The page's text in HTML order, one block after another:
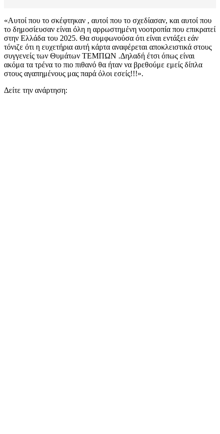
«Αυτοί που το σκέφτηκαν , αυτοί που το σχεδίασαν, και αυτοί που
το δημοσίευσαν είναι όλη η αρρωστημένη νοοτροπία που επικρατεί
στην Ελλάδα του 2025. Θα συμφωνούσα ότι είναι εντάξει εάν
τόνιζε ότι η ευχετήρια αυτή κάρτα αναφέρεται αποκλειστικά στους
συγγενείς των Θυμάτων ΤΕΜΠΩΝ .Δηλαδή έτσι όπως είναι
ακόμα τα τρένα το πιο πιθανό θα ήταν να βρεθούμε εμείς δίπλα
στους αγαπημένους μας παρά όλοι εσείς!!!».
Δείτε την ανάρτηση: